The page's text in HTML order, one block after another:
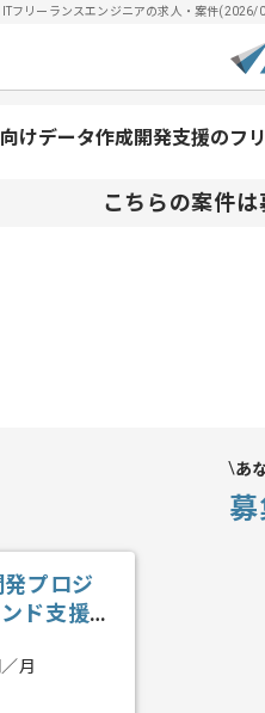
ITフリーランスエンジニアの求人・案件
向けデータ作成開発支援のフ
こちらの案件
あ
発プロジ
ド支援の
月